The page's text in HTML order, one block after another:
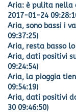
Aria: è pulita nella
2017-01-24
Aria, sono bassi i
09:37:25)
Aria, resta basso
Aria, dati positivi
09:24:54)
Aria, la pioggia
09:54:19)
Aria, dati positivi
30 09:46:50)